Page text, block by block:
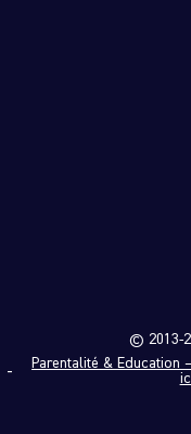
© 2013-
Parentalité & Education